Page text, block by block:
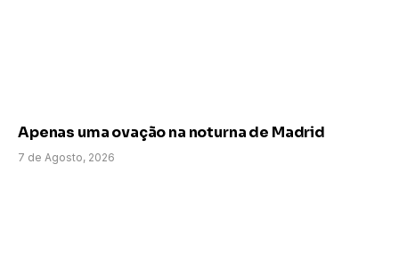
Apenas uma ovação na noturna de Madrid
7 de Agosto, 2026